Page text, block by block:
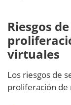
Riesgos
virtuales
Los riesgos de
proliferación de